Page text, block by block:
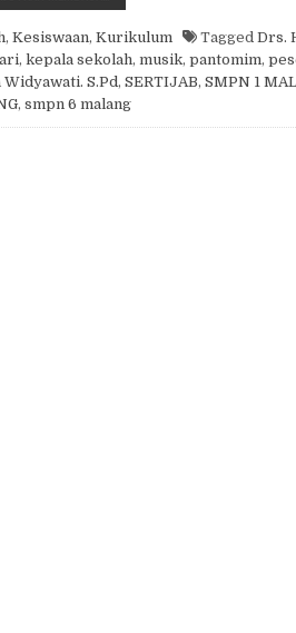
, Kesiswaan, Kurikulum Tagged Drs.
, kepala sekolah, musik, pantomim,
Widyawati. S.Pd, SERTIJAB, SMPN 1
, smpn 6 malang